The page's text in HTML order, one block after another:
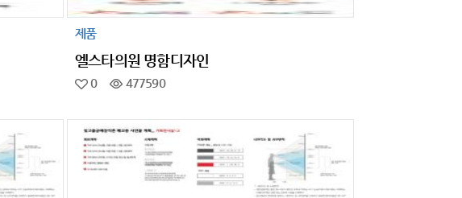
제품
엘스타의원 명함디자인
0 477590